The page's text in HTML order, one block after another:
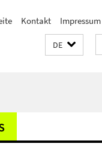
Kontakt Impressum
DE